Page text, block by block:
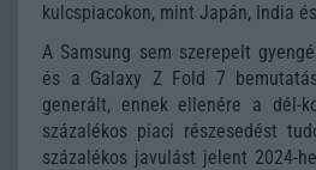
kulcspiacokon, mint Japán, India
A Samsung sem szerepelt
és a Galaxy Z Fold 7
generált, ennek ellenére a dél-
százalékos piaci részesedést
százalékos javulást jelent 2024-